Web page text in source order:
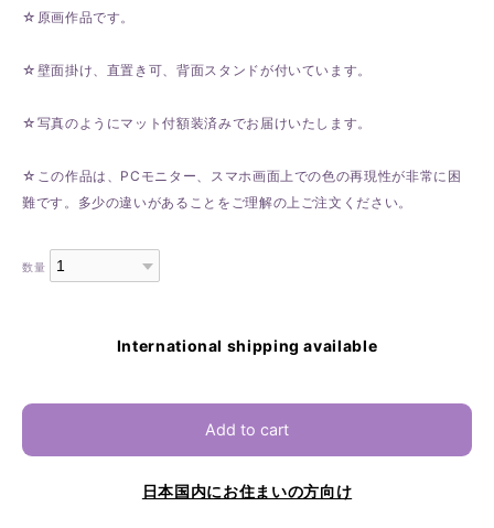
☆原画作品です。
☆壁面掛け、直置き可、背面スタンドが付いています。
☆写真のようにマット付額装済みでお届けいたします。
☆この作品は、PCモニター、スマホ画面上での色の再現性が非常に困
難です。多少の違いがあることをご理解の上ご注文ください。
数量
International shipping available
Add to cart
日本国内にお住まいの方向け